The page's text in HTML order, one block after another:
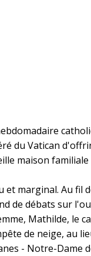
du Vatican
maison
marginal. Au fil
de débats sur
Mathilde, le
de neige, au
- Notre-Dame